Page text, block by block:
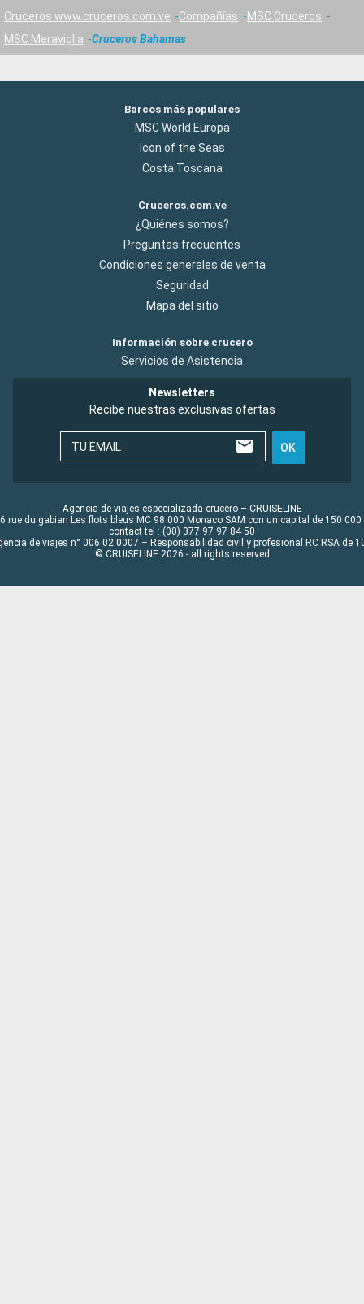
Cruceros www.cruceros.com.ve Compañías
MSC Cruceros
MSC Meraviglia
Cruceros Bahamas
Barcos más populares
MSC World Europa
Icon of the Seas
Costa Toscana
Cruceros.com.ve
¿Quiénes somos?
Preguntas frecuentes
Condiciones generales de venta
Seguridad
Mapa del sitio
Información sobre crucero
Servicios de Asistencia
Newsletters
Recibe nuestras exclusivas ofertas
TU EMAIL OK
Agencia de viajes especializada crucero – CRUISELINE
rue du gabian Les flots bleus MC 98 000 Monaco SAM con un capital de 150 000
contact tel : (00) 377 97 97 84 50
de viajes n° 006 02 0007 – Responsabilidad civil y profesional RC RSA de
© CRUISELINE 2026 - all rights reserved